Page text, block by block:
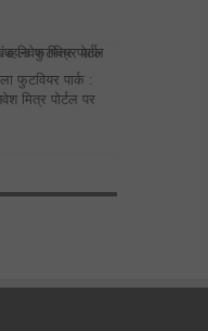
फुटवियर पार्क :
मित्र पोर्टल पर